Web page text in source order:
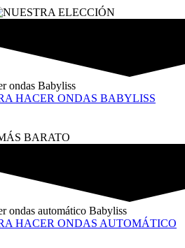
HACER ONDAS BABYLISS
HACER ONDAS AUTOMÁTICO